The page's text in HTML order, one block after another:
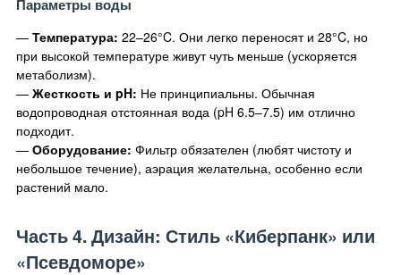
Параметры воды
— Температура: 22–26°C. Они легко переносят и 28°C, но
при высокой температуре живут чуть меньше (ускоряется
метаболизм).
— Жесткость и pH: Не принципиальны. Обычная
водопроводная отстоянная вода (pH 6.5–7.5) им отлично
подходит.
— Оборудование: Фильтр обязателен (любят чистоту и
небольшое течение), аэрация желательна, особенно если
растений мало.
Часть 4. Дизайн: Стиль «Киберпанк» или
«Псевдоморе»